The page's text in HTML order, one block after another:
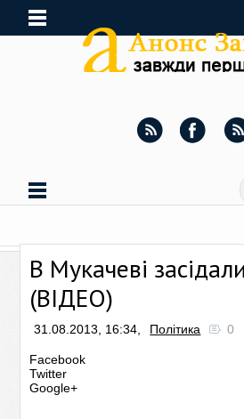
В Мукачеві
(ВІДЕО)
31.08.2013, 16:34, Політика 0
Facebook
Twitter
Google+